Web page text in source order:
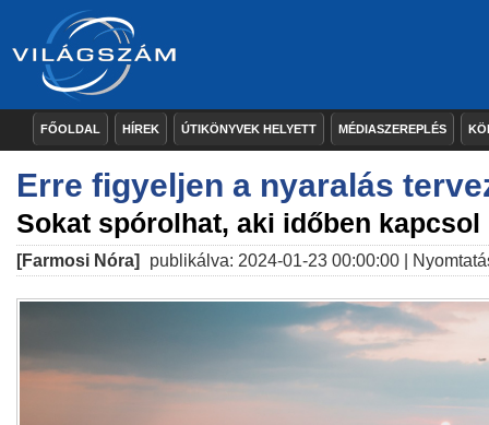
FŐOLDAL HÍREK ÚTIKÖNYVEK HELYETT MÉDIASZEREPLÉS
Erre figyeljen a nyaralás
Sokat spórolhat, aki időben kapcsol
[Farmosi Nóra] publikálva: 2024-01-23 00:00:00 |